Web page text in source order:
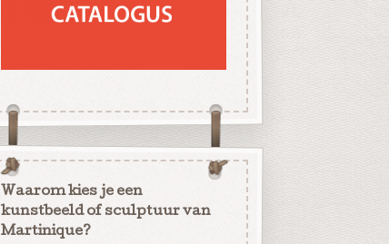
Waarom kies je een
kunstbeeld of sculptuur van
Martinique?